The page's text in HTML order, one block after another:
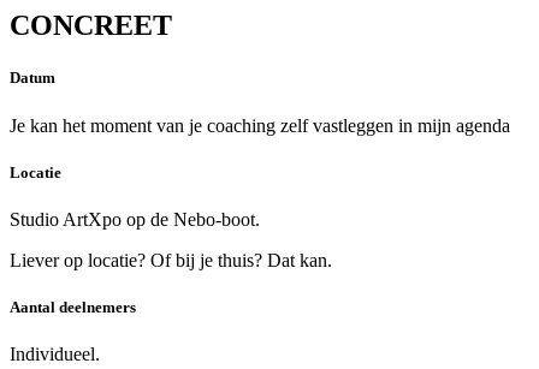
CONCREET
Datum
Je kan het moment van je coaching zelf vastleggen in mijn agenda
Locatie
Studio ArtXpo op de Nebo-boot.
Liever op locatie? Of bij je thuis? Dat kan.
Aantal deelnemers
Individueel.